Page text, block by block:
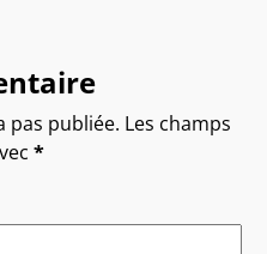
pas publiée. Les champs
*